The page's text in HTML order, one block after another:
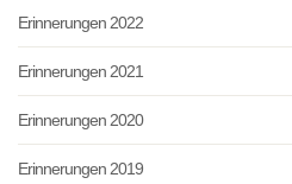
Erinnerungen 2022
Erinnerungen 2021
Erinnerungen 2020
Erinnerungen 2019